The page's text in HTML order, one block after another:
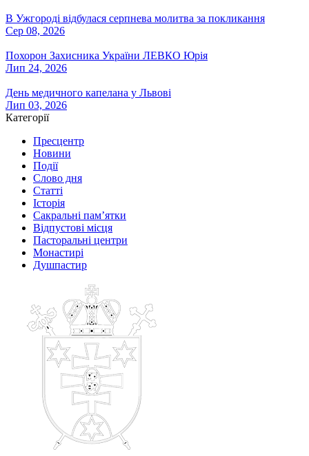
В Ужгороді відбулася серпнева молитва за покликання
Сер 08, 2026
Похорон Захисника України ЛЕВКО Юрія
Лип 24, 2026
День медичного капелана у Львові
Лип 03, 2026
Категорії
Пресцентр
Новини
Події
Слово дня
Статті
Історія
Сакральні пам’ятки
Відпустові місця
Пасторальні центри
Монастирі
Душпастир